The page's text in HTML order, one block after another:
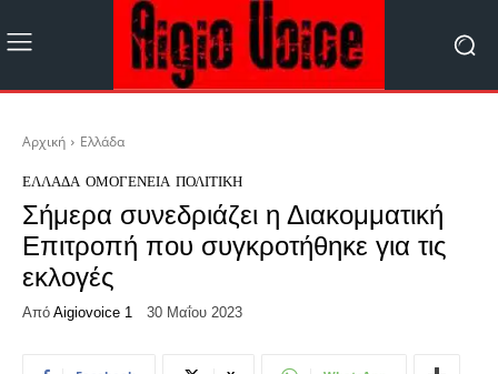
Αρχική Ελλάδα
ΕΛΛΆΔΑ ΟΜΟΓΈΝΕΙΑ ΠΟΛΙΤΙΚΉ
Σήμερα συνεδριάζει η Διακομματική
Επιτροπή που συγκροτήθηκε για τις
εκλογές
Από Aigiovoice 1 30 Μαΐου 2023